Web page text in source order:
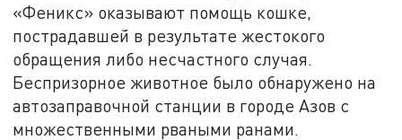
«Феникс» оказывают помощь кошке,
пострадавшей в результате жестокого
обращения либо несчастного случая.
Беспризорное животное было обнаружено на
автозаправочной станции в городе Азов с
множественными рваными ранами.